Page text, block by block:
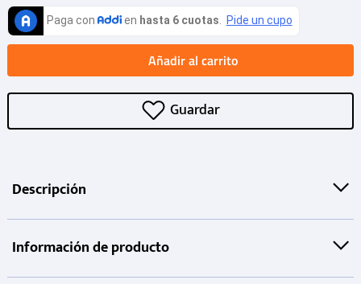
Añadir al carrito
Descripción
Información de producto